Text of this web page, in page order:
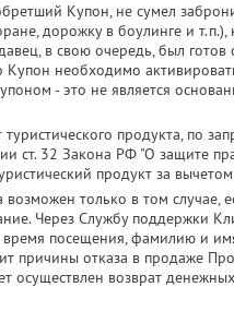
Купон, не сумел
дорожку в боулинге и
в свою очередь, был готов
необходимо
- это не является
туристического продукта, по
ст. 32 Закона РФ "О защите
продукт за
возможен только в том
Через Службу поддержки
посещения, фамилию и
причины отказа в продаже
осуществлен возврат